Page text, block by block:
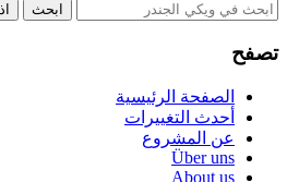
تصفح
الصفحة الرئيسية
أحدث التغييرات
عن المشروع
Über uns
About us